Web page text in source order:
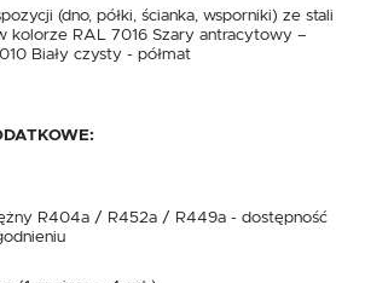
(dno, półki, ścianka, wsporniki) ze stali
kolorze RAL 7016 Szary antracytowy –
Biały czysty - półmat
R404a / R452a / R449a - dostępność